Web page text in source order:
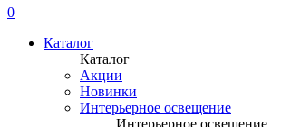
0
Каталог
Каталог
Акции
Новинки
Интерьерное освещение
Интерьерное освещение